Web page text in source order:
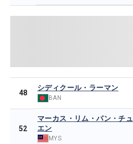
48
シディクール・ラーマン
BAN
52
マーカス・リム・パン・チュ
エン
MYS